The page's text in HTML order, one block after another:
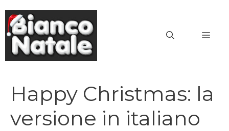
contenuto
Happy Christmas: la
versione in italiano